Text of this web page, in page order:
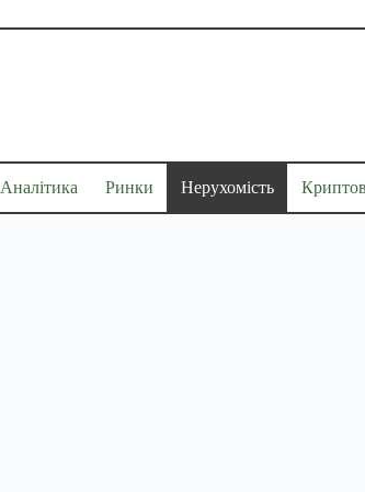
Аналітика Ринки Нерухомість